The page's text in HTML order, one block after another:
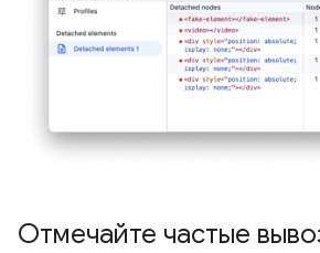
Отмечайте частые